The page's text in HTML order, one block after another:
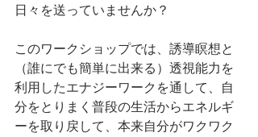
日々を送っていませんか？
このワークショップでは、誘導瞑想と
（誰にでも簡単に出来る）透視能力を
利用したエナジーワークを通して、自
分をとりまく普段の生活からエネルギ
ーを取り戻して、本来自分がワクワク